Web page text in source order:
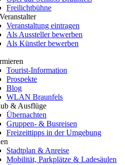
Freilichtbühne
Veranstaltung eintragen
Als Aussteller bewerben
Als Künstler bewerben
Tourist-Information
Prospekte
Blog
WLAN Braunfels
& Ausflüge
Übernachten
Gruppen- & Busreisen
Freizeittipps in der Umgebung
Stadtplan & Anreise
Mobilität, Parkplätze & Ladesäulen